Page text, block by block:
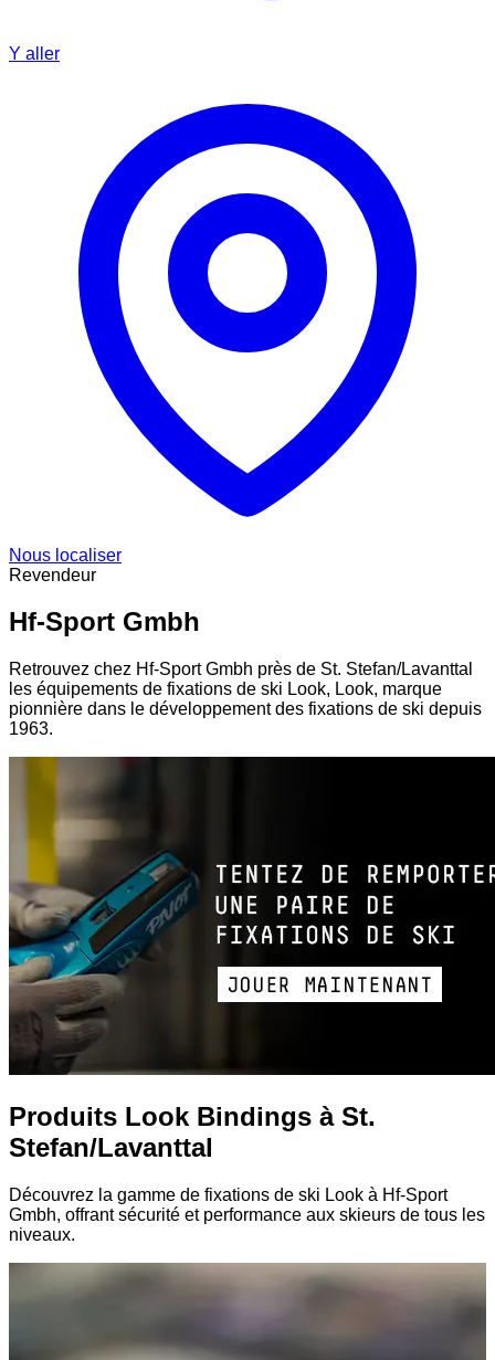
Y aller
Nous localiser
Revendeur
Hf-Sport Gmbh
Retrouvez chez Hf-Sport Gmbh près de St. Stefan/Lavanttal
les équipements de fixations de ski Look, Look, marque
pionnière dans le développement des fixations de ski depuis
1963.
Produits Look Bindings à St.
Stefan/Lavanttal
Découvrez la gamme de fixations de ski Look à Hf-Sport
Gmbh, offrant sécurité et performance aux skieurs de tous les
niveaux.